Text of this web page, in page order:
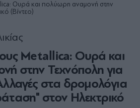
Ουρά και πολύωρη αναμονή στην
(Βίντεο)
Metallica: Ουρά και
στην Τεχνόπολη για
στα δρομολόγια
στον Ηλεκτρικό